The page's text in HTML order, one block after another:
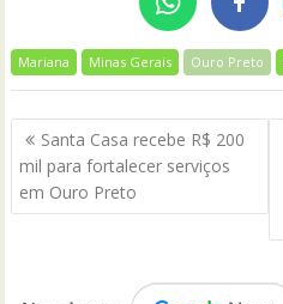
Mariana Minas Gerais Ouro Preto
Navegação
de
Post
Santa Casa recebe R$ 200
mil para fortalecer serviços
em Ouro Preto